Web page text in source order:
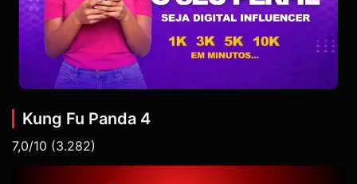
Kung Fu Panda 4
7,0/10 (3.282)